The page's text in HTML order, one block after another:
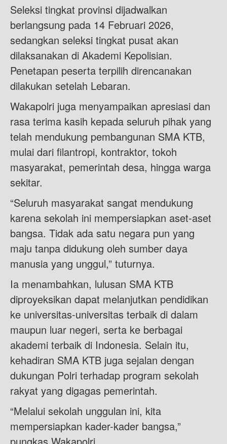
Seleksi tingkat provinsi dijadwalkan
berlangsung pada 14 Februari 2026,
sedangkan seleksi tingkat pusat akan
dilaksanakan di Akademi Kepolisian.
Penetapan peserta terpilih direncanakan
dilakukan setelah Lebaran.
Wakapolri juga menyampaikan apresiasi dan
rasa terima kasih kepada seluruh pihak yang
telah mendukung pembangunan SMA KTB,
mulai dari filantropi, kontraktor, tokoh
masyarakat, pemerintah desa, hingga warga
sekitar.
“Seluruh masyarakat sangat mendukung
karena sekolah ini mempersiapkan aset-aset
bangsa. Tidak ada satu negara pun yang
maju tanpa didukung oleh sumber daya
manusia yang unggul,” tuturnya.
Ia menambahkan, lulusan SMA KTB
diproyeksikan dapat melanjutkan pendidikan
ke universitas-universitas terbaik di dalam
maupun luar negeri, serta ke berbagai
akademi terbaik di Indonesia. Selain itu,
kehadiran SMA KTB juga sejalan dengan
dukungan Polri terhadap program sekolah
rakyat yang digagas pemerintah.
“Melalui sekolah unggulan ini, kita
mempersiapkan kader-kader bangsa,”